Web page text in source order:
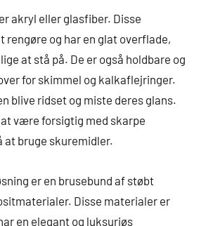
akryl eller glasfiber. Disse
rengøre og har en glat overflade,
at stå på. De er også holdbare og
for skimmel og kalkaflejringer.
blive ridset og miste deres glans.
være forsigtig med skarpe
at bruge skuremidler.
er en brusebund af støbt
Disse materialer er
en elegant og luksuriøs